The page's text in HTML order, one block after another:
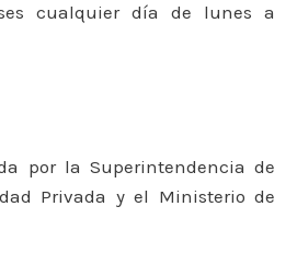
cualquier día de lunes a
por la Superintendencia de
Privada y el Ministerio de